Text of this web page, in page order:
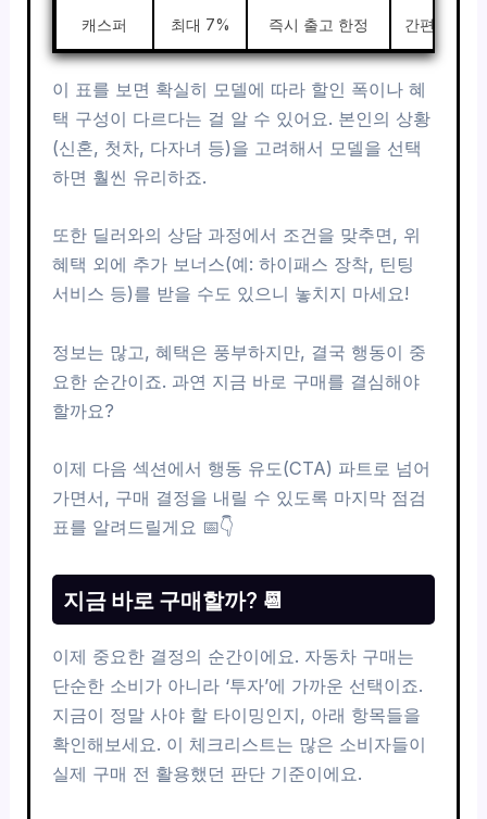
캐스퍼 최대 7% 즉시 출고 한정 간편 계약
이 표를 보면 확실히 모델에 따라 할인 폭이나 혜
택 구성이 다르다는 걸 알 수 있어요. 본인의 상황
(신혼, 첫차, 다자녀 등)을 고려해서 모델을 선택
하면 훨씬 유리하죠.
또한 딜러와의 상담 과정에서 조건을 맞추면, 위
혜택 외에 추가 보너스(예: 하이패스 장착, 틴팅
서비스 등)를 받을 수도 있으니 놓치지 마세요!
정보는 많고, 혜택은 풍부하지만, 결국 행동이 중
요한 순간이죠. 과연 지금 바로 구매를 결심해야
할까요?
이제 다음 섹션에서 행동 유도(CTA) 파트로 넘어
가면서, 구매 결정을 내릴 수 있도록 마지막 점검
표를 알려드릴게요 📅👇
지금 바로 구매할까? 📆
이제 중요한 결정의 순간이에요. 자동차 구매는
단순한 소비가 아니라 ‘투자’에 가까운 선택이죠.
지금이 정말 사야 할 타이밍인지, 아래 항목들을
확인해보세요. 이 체크리스트는 많은 소비자들이
실제 구매 전 활용했던 판단 기준이에요.